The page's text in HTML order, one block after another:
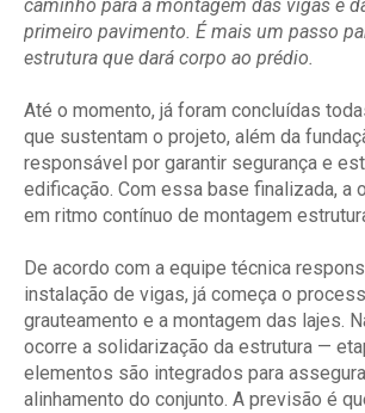
caminho para a montagem das vigas e
primeiro pavimento. É mais um passo
estrutura que dará corpo ao prédio.
Até o momento, já foram concluídas
que sustentam o projeto, além da
responsável por garantir segurança e
edificação. Com essa base finalizada, a
em ritmo contínuo de montagem
De acordo com a equipe técnica
instalação de vigas, já começa o
grauteamento e a montagem das lajes.
ocorre a solidarização da estrutura —
elementos são integrados para
alinhamento do conjunto. A previsão é